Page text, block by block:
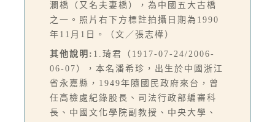
瀾橋（又名夫妻橋），為中國五大古橋
之一。照片右下方標註拍攝日期為1990
年11月1日。（文／張志樺）
其他說明: 1.琦君（1917-07-24/2006-
06-07），本名潘希珍，出生於中國浙江
省永嘉縣，1949年隨國民政府來台，曾
任高檢處紀錄股長、司法行政部編審科
長、中國文化學院副教授、中央大學、